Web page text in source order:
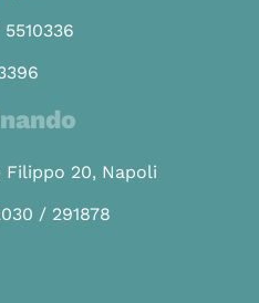
Filippo 20, Napoli
/ 291878